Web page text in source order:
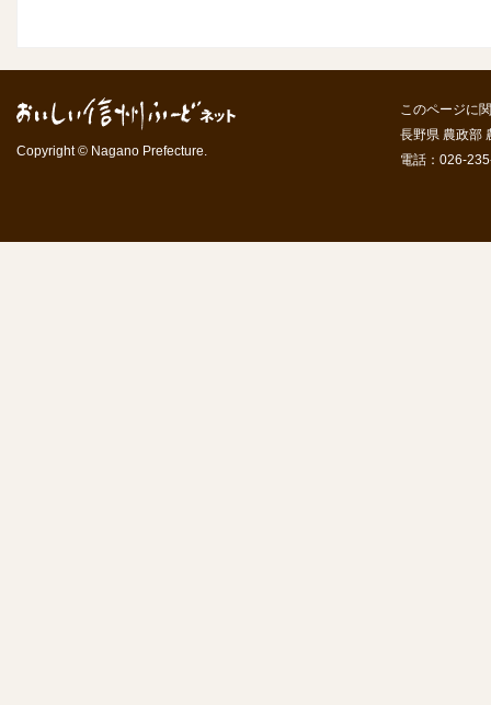
Copyright © Nagano Prefecture.
このページに
長野県 農政部
電話：026-